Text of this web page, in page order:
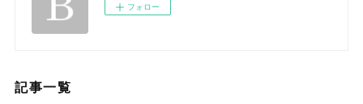
フォロー
記事一覧